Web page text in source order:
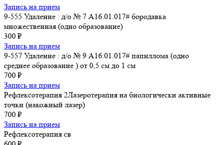
Запись на прием
9-555 Удаление : д/о № 7 A16.01.017# бородавка
множественная (одно образование)
300 ₽
Запись на прием
9-557 Удаление : д/о № 9 A16.01.017# папиллома (одно
среднее образование ) от 0,5 см до 1 см
700 ₽
Запись на прием
Рефлексотерапия 2Лазеротерапия на биологически активные
точки (накожный лазер)
700 ₽
Запись на прием
Рефлексотерапия cв